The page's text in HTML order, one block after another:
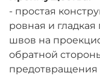
- простая
ровная и гладкая
швов на
обратной
предотвращения